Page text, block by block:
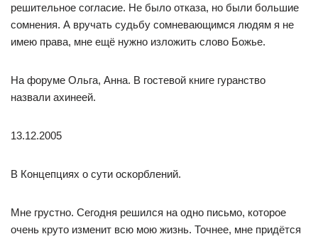
решительное согласие. Не было отказа, но были большие
сомнения. А вручать судьбу сомневающимся людям я не
имею права, мне ещё нужно изложить слово Божье.
На форуме Ольга, Анна. В гостевой книге гуранство
назвали ахинеей.
13.12.2005
В Концепциях о сути оскорблений.
Мне грустно. Сегодня решился на одно письмо, которое
очень круто изменит всю мою жизнь. Точнее, мне придётся